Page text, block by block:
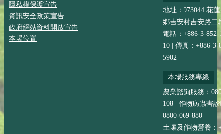
隱私權保護宣告
資訊安全政策宣告
政府網站資料開放宣告
本場位置
地址：973044 花
鄉吉安村吉安路二
電話：+886-3-852-
10 | 傳真：+886-3-
5902
本場服務專線
農業諮詢服務：
108 | 作物病蟲害
0800-069-880
土壤及作物營養：